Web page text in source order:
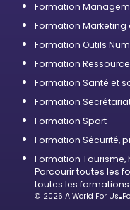
Formation
Formation
Formation Outils
Formation
Formation Santé et
Formation
Formation Sport
Formation Sécurité,
Formation
Parcourir toutes les
toutes les
© 2026 A World For Us•